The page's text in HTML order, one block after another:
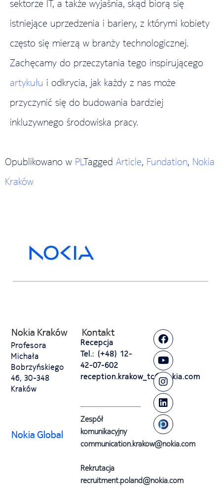
sektorze IT, a także wyjaśnia, skąd biorą się
istniejące uprzedzenia i bariery, z którymi kobiety
często się mierzą w branży technologicznej.
Zachęcamy do przeczytania tego inspirującego
artykułu i odkrycia, jak każdy z nas może
przyczynić się do budowania bardziej
inkluzywnego środowiska pracy.
Opublikowano w PLTagged Article, Fundation, Nokia
Kraków
Nokia Kraków
Profesora
Michała
Bobrzyńskiego
46, 30-348
Kraków
Nokia Global
Kontakt
Recepcja
Tel.: (+48) 12-
42-07-602
reception.krakow_tc@nokia.com
Zespół
komunikacyjny
communication.krakow@nokia.com
Rekrutacja
recruitment.poland@nokia.com